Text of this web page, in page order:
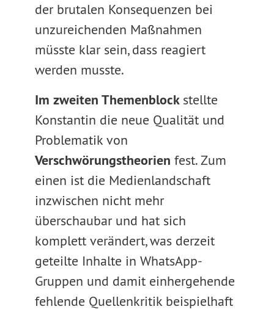
der brutalen Konsequenzen bei
unzureichenden Maßnahmen
müsste klar sein, dass reagiert
werden musste.
Im zweiten Themenblock stellte
Konstantin die neue Qualität und
Problematik von
Verschwörungstheorien fest. Zum
einen ist die Medienlandschaft
inzwischen nicht mehr
überschaubar und hat sich
komplett verändert, was derzeit
geteilte Inhalte in WhatsApp-
Gruppen und damit einhergehende
fehlende Quellenkritik beispielhaft